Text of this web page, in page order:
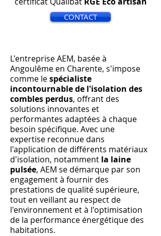
CONTACT
L'entreprise AEM, basée à
Angoulême en Charente, s'impose
comme lespécialiste
incontournable de l'isolation des
combles perdus, offrant des
solutions innovantes et
performantes adaptées à chaque
besoin spécifique. Avec une
expertise reconnue dans
l'application de différents matériaux
d'isolation, notamment la laine
pulsée, AEM se démarque par son
engagement à fournir des
prestations de qualité supérieure,
tout en veillant au respect de
l'environnement et à l'optimisation
de la performance énergétique des
habitations.